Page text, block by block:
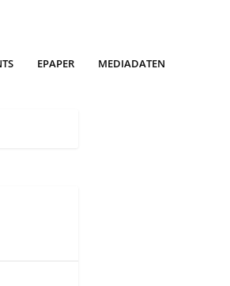
EPAPER MEDIADATEN